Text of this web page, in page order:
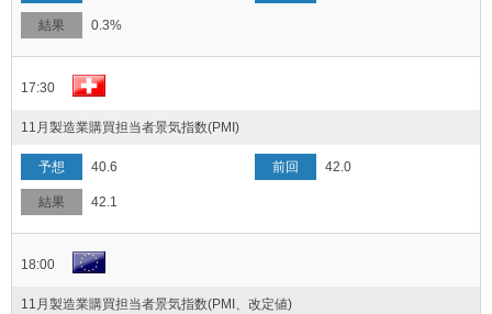
0.3%
17:30
11月製造業購買担当者景気指数(PMI)
40.6 42.0
42.1
18:00
11月製造業購買担当者景気指数(PMI、改定値)